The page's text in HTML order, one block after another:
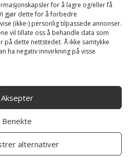
for å lagre og/eller få
gjør dette for å forbedre
(ikke-) personlig tilpassede annonser.
vil tillate oss å behandle data som
på dette nettstedet. Å ikke samtykke
ha negativ innvirkning på visse
Aksepter
Benekte
alternativer
dyseholdere